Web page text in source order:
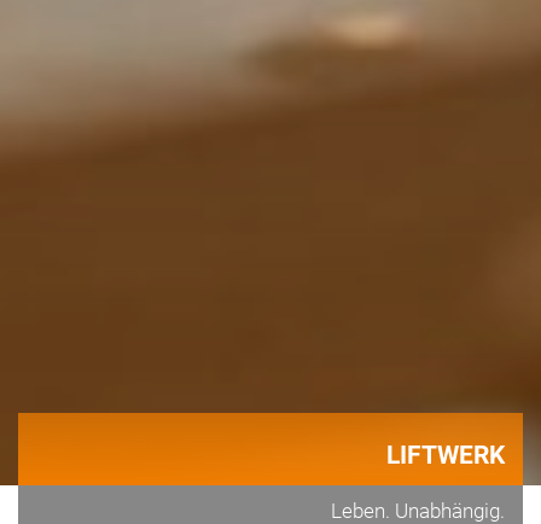
LIFTWERK
Leben. Unabhängig.